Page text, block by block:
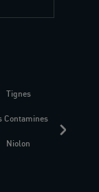
Tignes
Contamines
Niolon